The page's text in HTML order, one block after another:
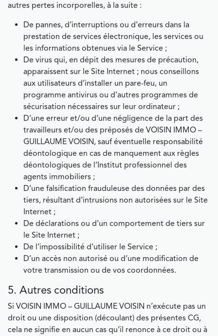
autres pertes incorporelles, à la suite :
De pannes, d’interruptions ou d’erreurs dans la
prestation de services électronique, les services ou
les informations obtenues via le Service ;
De virus qui, en dépit des mesures de précaution,
apparaissent sur le Site Internet ; nous conseillons
aux utilisateurs d’installer un pare-feu, un
programme antivirus ou d’autres programmes de
sécurisation nécessaires sur leur ordinateur ;
D’une erreur et/ou d’une négligence de la part des
travailleurs et/ou des préposés de VOISIN IMMO –
GUILLAUME VOISIN, sauf éventuelle responsabilité
déontologique en cas de manquement aux règles
déontologiques de l’Institut professionnel des
agents immobiliers ;
D’une falsification frauduleuse des données par des
tiers, résultant d’intrusions non autorisées sur le Site
Internet ;
De déclarations ou d’un comportement de tiers sur
le Site Internet ;
De l’impossibilité d’utiliser le Service ;
D’un accès non autorisé ou d’une modification de
votre transmission ou de vos coordonnées.
5. Autres conditions
Si VOISIN IMMO – GUILLAUME VOISIN n’exécute pas un
droit ou une disposition (découlant) des présentes CG,
cela ne signifie en aucun cas qu’il renonce à ce droit ou à